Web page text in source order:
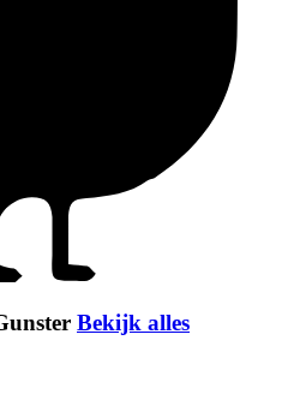
Bekijk alles